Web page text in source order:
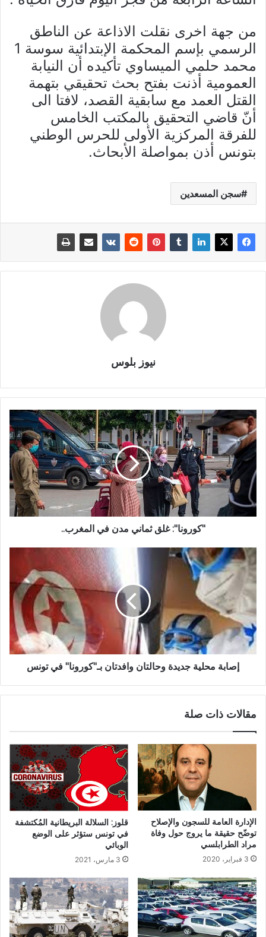
من جهة اخرى نقلت الاذاعة عن الناطق
الرسمي بإسم المحكمة الإبتدائية سوسة 1
محمد حلمي الميساوي تأكيده أن النيابة
العمومية أذنت بفتح بحث تحقيقي بتهمة
القتل العمد مع سابقية القصد، لافتا الى
أنّ قاضي التحقيق بالمكتب الخامس
للفرقة المركزية الأولى للحرس الوطني
بتونس أذن بمواصلة الأبحاث.
سجن المسعدين
نيوز بلوس
"كورونا": غلق ثماني مدن في المغرب..
إصابة محلية جديدة وحالتان وافدتان بـ"كورونا" في تونس
مقالات ذات صلة
الإدارة العامة للسجون والإصلاح
توضّح حقيقة ما يروج حول وفاة
مراد الطرابلسي
3 فبراير، 2020
قلوز: السلالة البريطانية المُكتشفة
في تونس ستؤثر على الوضع
الوبائي
3 مارس، 2021